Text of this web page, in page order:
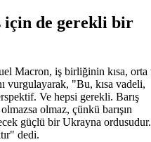
için de gerekli bir
Macron, iş birliğinin kısa, orta
vurgulayarak, "Bu, kısa vadeli,
Ve hepsi gerekli. Barış
olmaz, çünkü barışın
güçlü bir Ukrayna ordusudur.
dedi.